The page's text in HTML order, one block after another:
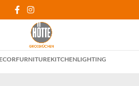
FURNITUREKITCHENLIGHTING